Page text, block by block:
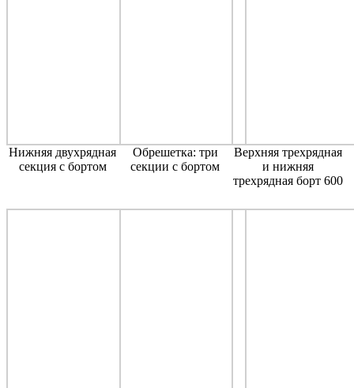
Нижняя двухрядная
секция с бортом
Обрешетка: три
секции с бортом
Верхняя трехрядная
и нижняя
трехрядная борт 600